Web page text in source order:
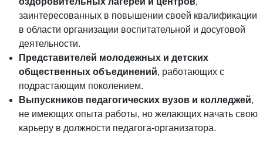
заинтересованных в повышении своей квалификации
в области организации воспитательной и досуговой
деятельности.
Представителей молодежных и детских
общественных объединений, работающих с
подрастающим поколением.
Выпускников педагогических вузов и колледжей,
не имеющих опыта работы, но желающих начать свою
карьеру в должности педагога-организатора.